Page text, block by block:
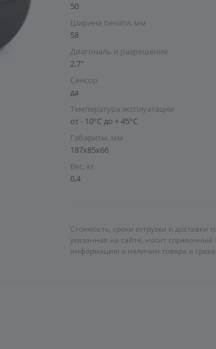
50
Ширина печати, мм
58
Диагональ и разрешение
2.7"
Сенсор
да
Температура эксплуатации
от - 10°С до + 45°С
Габариты, мм
187х85х66
Вес, кг
0,4
Стоимость, сроки отгрузки и
указанная на сайте, носит
информацию о наличии товара и